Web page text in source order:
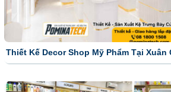
Thiết Kế Decor Shop Mỹ Phẩm Tại Xuân